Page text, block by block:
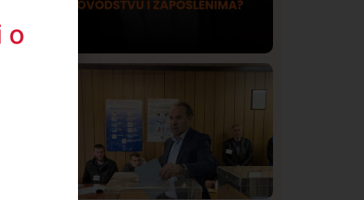
Lončar o Opštoj bolnici u Novom
Pazaru: „Šta glumite? Taksi stanicu?“
o